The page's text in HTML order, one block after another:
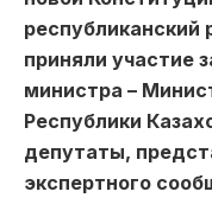
приняли участие
министра –
Республики
депутаты,
экспертного